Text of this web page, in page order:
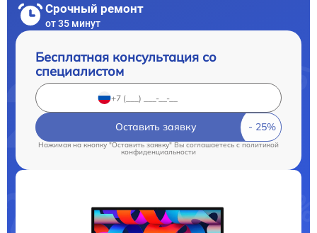
Срочный ремонт
от 35 минут
Бесплатная консультация со
специалистом
Оставить заявку
Нажимая на кнопку "Оставить заявку" Вы соглашаетесь cполитикой
конфиденциальности